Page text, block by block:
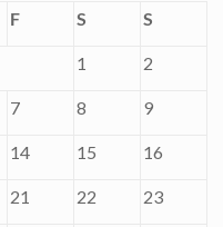
F S S
1 2
7 8 9
14 15 16
21 22 23